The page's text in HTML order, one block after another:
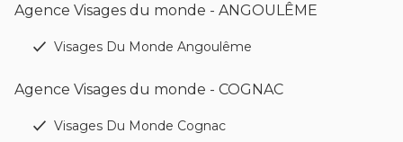
Agence Visages du monde - ANGOULÊME
Visages Du Monde Angoulême
Agence Visages du monde - COGNAC
Visages Du Monde Cognac